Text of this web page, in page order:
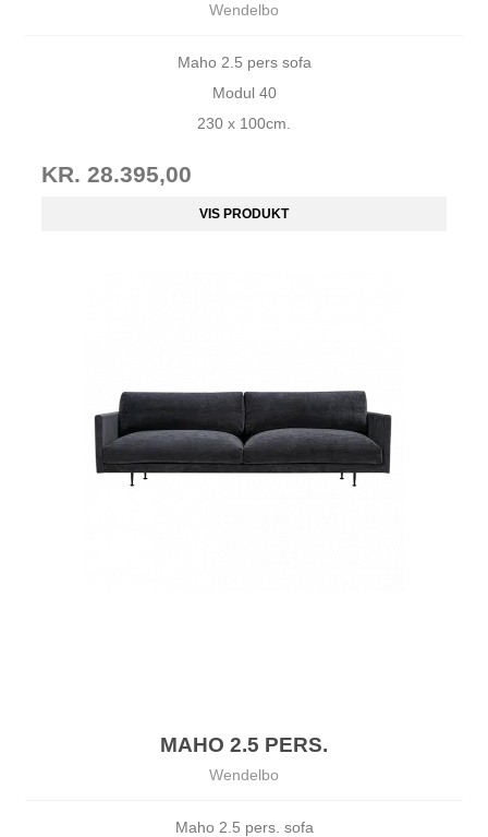
Wendelbo
Maho 2.5 pers sofa
Modul 40
230 x 100cm.
KR. 28.395,00
VIS PRODUKT
MAHO 2.5 PERS.
Wendelbo
Maho 2.5 pers. sofa